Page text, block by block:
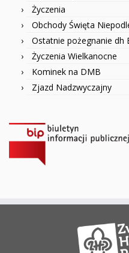
Życzenia
Obchody Święta
Ostatnie pożegnanie dh
Życzenia Wielkanocne
Kominek na DMB
Zjazd Nadzwyczajny